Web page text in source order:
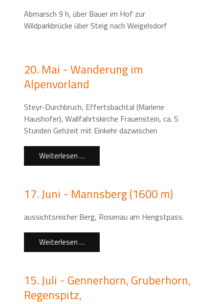
Abmarsch 9 h, über Bauer im Hof zur
Wildparkbrücke über Steig nach Weigelsdorf
20. Mai - Wanderung im
Alpenvorland
Steyr-Durchbruch, Effertsbachtal (Marlene
Haushofer), Wallfahrtskirche Frauenstein, ca. 5
Stunden Gehzeit mit Einkehr dazwischen
Weiterlesen …
17. Juni - Mannsberg (1600 m)
aussichtsreicher Berg, Rosenau am Hengstpass.
Weiterlesen …
15. Juli - Gennerhorn, Gruberhorn,
Regenspitz,